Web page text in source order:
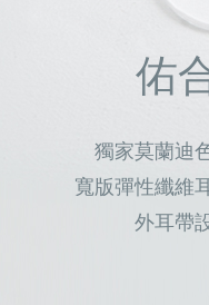
佑
獨家莫蘭迪
寬版彈性纖維
外耳帶